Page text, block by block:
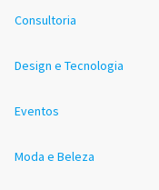
Consultoria
Design e Tecnologia
Eventos
Moda e Beleza